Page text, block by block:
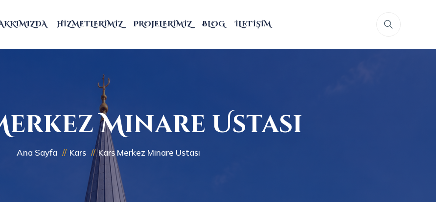
HIZMETLERIMIZ PROJELERIMIZ BLOG İLETIŞIM
Minare Ustası
Ana Sayfa Kars Kars Merkez Minare Ustası